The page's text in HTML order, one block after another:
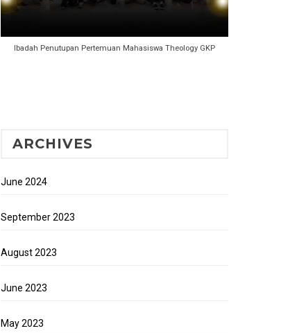
Ibadah Penutupan Pertemuan Mahasiswa Theology GKP
ARCHIVES
June 2024
September 2023
August 2023
June 2023
May 2023